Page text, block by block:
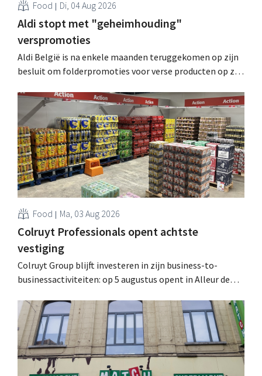
Food Di, 04 Aug 2026
Aldi stopt met "geheimhouding"
verspromoties
Aldi België is na enkele maanden teruggekomen op zijn
besluit om folderpromoties voor verse producten op zijn
werking treden: "Onze klanten willen goed
geïnformeerd worden." .
Food Ma, 03 Aug 2026
Colruyt Professionals opent achtste
vestiging
Colruyt Group blijft investeren in zijn business-to-
businessactiviteiten: op 5 augustus opent in Alleur de
winkelformule die zich uitsluitend richt op professionele
klanten. .